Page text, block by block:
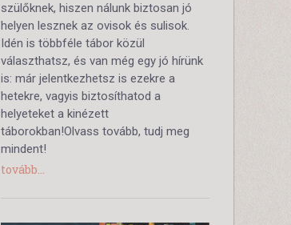
szülőknek, hiszen nálunk biztosan jó
helyen lesznek az ovisok és sulisok.
Idén is többféle tábor közül
választhatsz, és van még egy jó hírünk
is: már jelentkezhetsz is ezekre a
hetekre, vagyis biztosíthatod a
helyeteket a kinézett
táborokban!Olvass tovább, tudj meg
mindent!
tovább...